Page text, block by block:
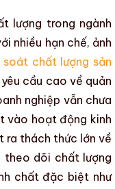
lượng trong ngành
nhiều hạn chế, ảnh
soát chất lượng sản
cầu cao về quản
nghiệp vẫn chưa
vào hoạt động kinh
ra thách thức lớn về
theo dõi chất lượng
chất đặc biệt như